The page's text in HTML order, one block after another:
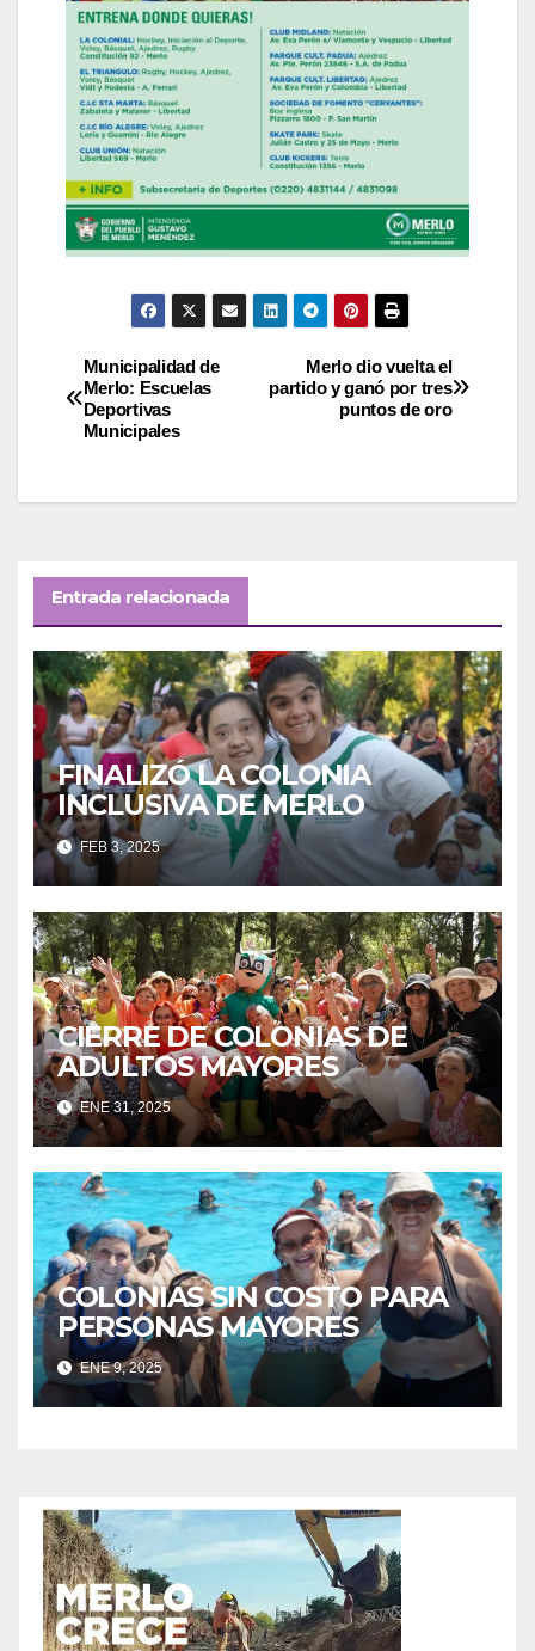
Navegación
de
Merlo dio vuelta el
partido y ganó por tres
puntos de oro
Municipalidad de
Merlo: Escuelas
Deportivas
Municipales
Entrada relacionada
FINALIZÓ LA COLONIA
INCLUSIVA DE MERLO
FEB 3, 2025
CIERRE DE COLONIAS DE
ADULTOS MAYORES
ENE 31, 2025
COLONIAS SIN COSTO PARA
PERSONAS MAYORES
ENE 9, 2025